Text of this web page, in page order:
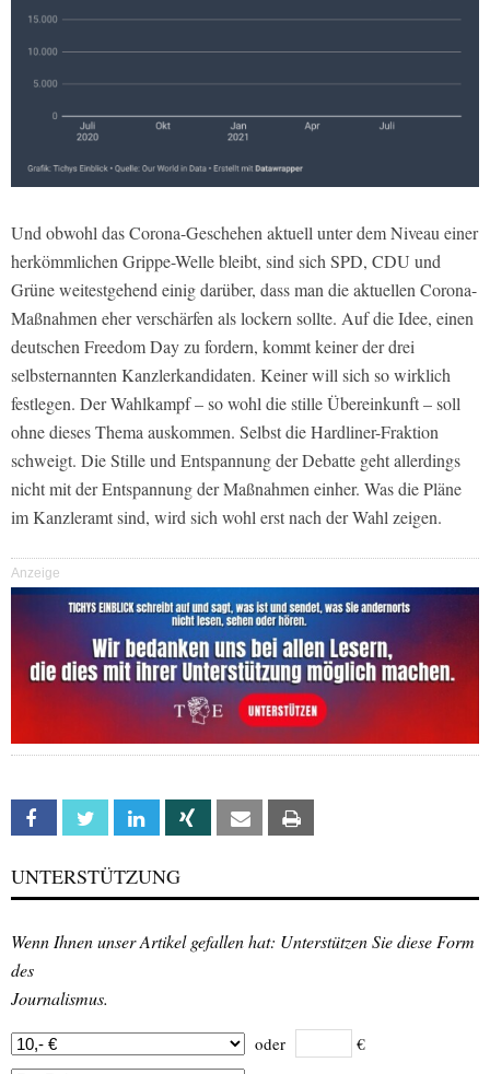
Und obwohl das Corona-Geschehen aktuell unter dem Niveau einer
herkömmlichen Grippe-Welle bleibt, sind sich SPD, CDU und
Grüne weitestgehend einig darüber, dass man die aktuellen Corona-
Maßnahmen eher verschärfen als lockern sollte. Auf die Idee, einen
deutschen Freedom Day zu fordern, kommt keiner der drei
selbsternannten Kanzlerkandidaten. Keiner will sich so wirklich
festlegen. Der Wahlkampf – so wohl die stille Übereinkunft – soll
ohne dieses Thema auskommen. Selbst die Hardliner-Fraktion
schweigt. Die Stille und Entspannung der Debatte geht allerdings
nicht mit der Entspannung der Maßnahmen einher. Was die Pläne
im Kanzleramt sind, wird sich wohl erst nach der Wahl zeigen.
Anzeige
Facebook Twitter Linkedin Xing Email
UNTERSTÜTZUNG
Wenn Ihnen unser Artikel gefallen hat: Unterstützen Sie diese Form
des
Journalismus.
oder €